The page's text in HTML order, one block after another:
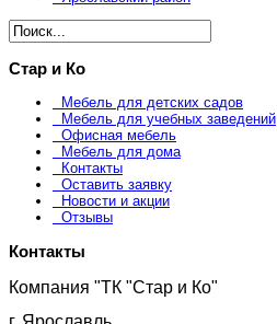
Стар и Ко
Мебель для детских садов
Мебель для учебных заведений
Офисная мебель
Мебель для дома
Контакты
Оставить заявку
Новости и акции
Отзывы
Контакты
Компания "ТК "Стар и Ко"